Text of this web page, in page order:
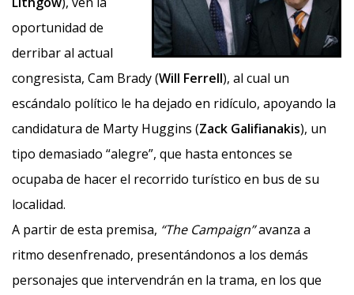
oportunidad de
derribar al actual
congresista, Cam Brady (Will Ferrell), al cual un
escándalo político le ha dejado en ridículo, apoyando la
candidatura de Marty Huggins (Zack Galifianakis), un
tipo demasiado “alegre”, que hasta entonces se
ocupaba de hacer el recorrido turístico en bus de su
localidad.
A partir de esta premisa, “The Campaign”avanza a
ritmo desenfrenado, presentándonos a los demás
personajes que intervendrán en la trama, en los que